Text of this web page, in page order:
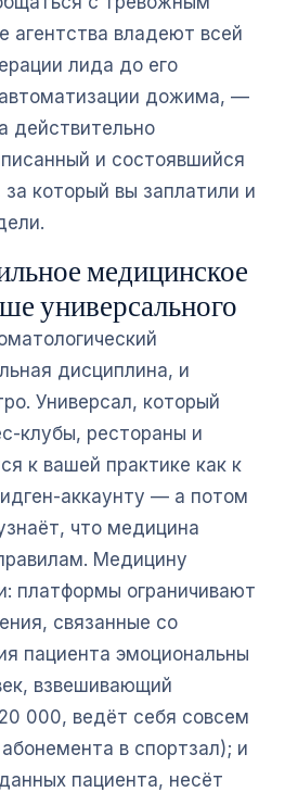
агентства владеют всей
лида до его
автоматизации дожима, —
действительно
и состоявшийся
который вы заплатили и
медицинское
универсального
дисциплина, и
Универсал, который
клубы, рестораны и
к вашей практике как к
аккаунту — а потом
что медицина
Медицину
платформы ограничивают
связанные со
пациента эмоциональны
взвешивающий
000, ведёт себя совсем
в спортзал); и
пациента, несёт